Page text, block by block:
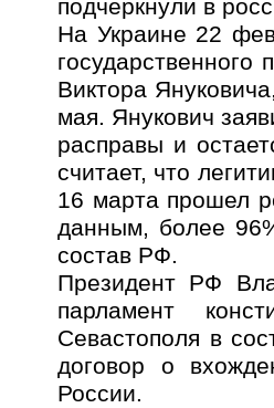
подчеркнули в
На Украине 22
государственного
Виктора
мая. Янукович
расправы и
считает, что
16 марта прошел
данным, более
состав РФ.
Президент РФ
парламент
Севастополя в
договор о
России.